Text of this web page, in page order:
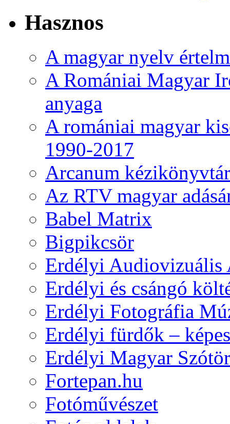
Hasznos
A magyar nyelv
A Romániai Magyar
anyaga
A romániai magyar
1990-2017
Arcanum kézikönyvtár
Az RTV magyar
Babel Matrix
Bigpikcsör
Erdélyi Audiovizuális
Erdélyi és csángó
Erdélyi Fotográfia
Erdélyi fürdők –
Erdélyi Magyar
Fortepan.hu
Fotóművészet